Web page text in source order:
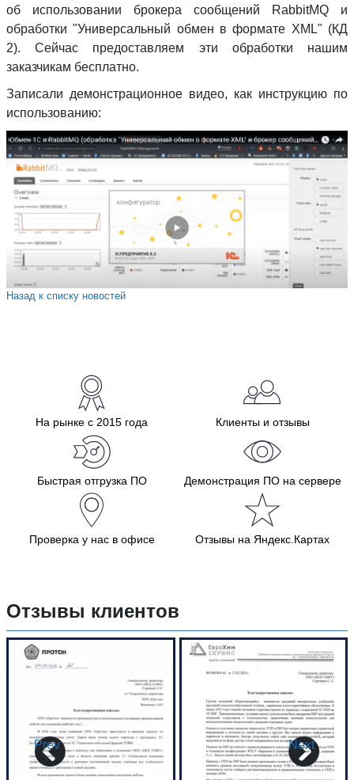
об использовании брокера сообщений RabbitMQ и
обработки "Универсальный обмен в формате XML" (КД
2). Сейчас предоставляем эти обработки нашим
заказчикам бесплатно.
Записали демонстрационное видео, как инструкцию по
использованию:
Назад к списку новостей
На рынке с 2015 года Клиенты и отзывы
Быстрая отгрузка ПО Демонстрация ПО на сервере
Проверка у нас в офисе Отзывы на Яндекс.Картах
Отзывы клиентов
Prev Next